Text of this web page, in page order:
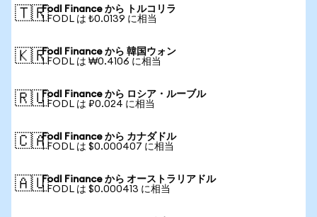
🇹🇷Fodl Finance から トルコリラ
1 FODL は ₺0.0139 に相当
🇰🇷Fodl Finance から 韓国ウォン
1 FODL は ₩0.4106 に相当
🇷🇺Fodl Finance から ロシア・ルーブル
1 FODL は ₽0.024 に相当
🇨🇦Fodl Finance から カナダドル
1 FODL は $0.000407 に相当
🇦🇺Fodl Finance から オーストラリアドル
1 FODL は $0.000413 に相当